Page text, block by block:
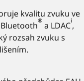
kvalitu zvuku ve
® a LDACi,
rozsah zvuku s